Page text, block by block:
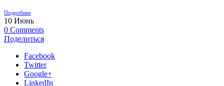
Подробнее
10 Июнь
0 Comments
Поделиться
Facebook
Twitter
Google+
LinkedIn